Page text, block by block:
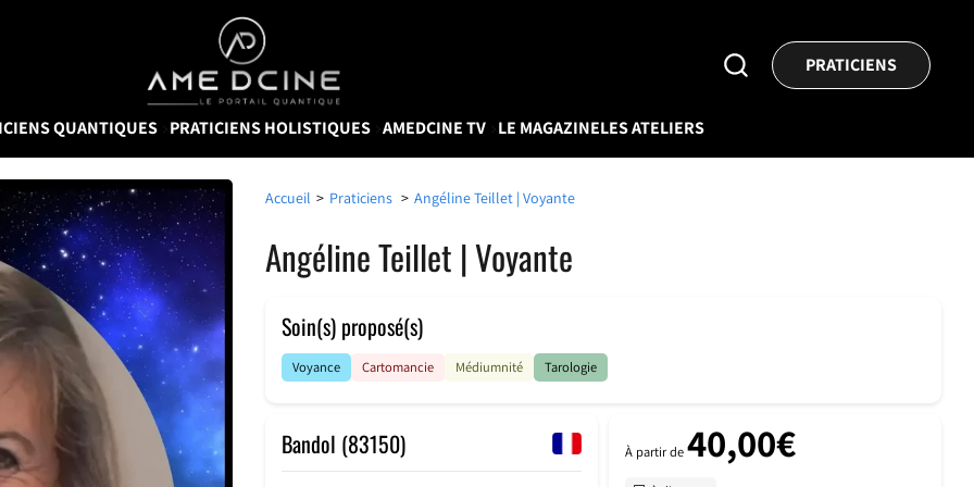
AMEDCINE
RechercherPRATICIENS
QUANTIQUES PRATICIENS HOLISTIQUES AMEDCINE TV LE MAGAZINELES ATELIERS
Accueil > Praticiens > Angéline Teillet | Voyante
Angéline Teillet | Voyante
Soin(s) proposé(s)
Voyance Cartomancie Médiumnité Tarologie
Bandol (83150) À partir de40,00€